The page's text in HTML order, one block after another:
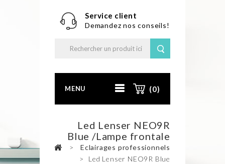
Service client
Demandez nos conseils!
MENU (0)
Led Lenser NEO9R
Blue /Lampe frontale
>
Eclairages professionnels
>
Led Lenser NEO9R Blue